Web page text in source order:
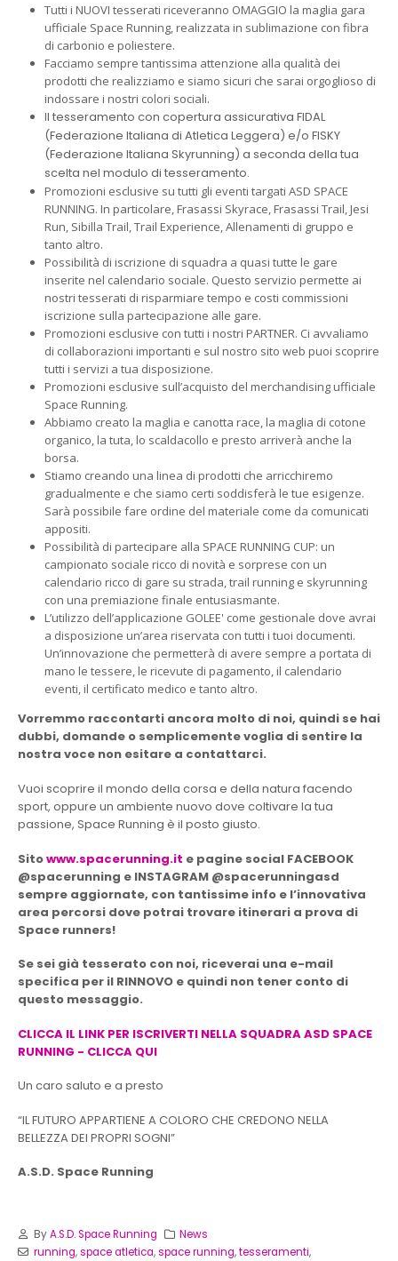
Tutti i NUOVI tesserati riceveranno OMAGGIO la maglia gara
ufficiale Space Running, realizzata in sublimazione con fibra
di carbonio e poliestere.
Facciamo sempre tantissima attenzione alla qualità dei
prodotti che realizziamo e siamo sicuri che sarai orgoglioso di
indossare i nostri colori sociali.
Il tesseramento con copertura assicurativa FIDAL
(Federazione Italiana di Atletica Leggera) e/o FISKY
(Federazione Italiana Skyrunning) a seconda della tua
scelta nel modulo di tesseramento.
Promozioni esclusive su tutti gli eventi targati ASD SPACE
RUNNING. In particolare, Frasassi Skyrace, Frasassi Trail, Jesi
Run, Sibilla Trail, Trail Experience, Allenamenti di gruppo e
tanto altro.
Possibilità di iscrizione di squadra a quasi tutte le gare
inserite nel calendario sociale. Questo servizio permette ai
nostri tesserati di risparmiare tempo e costi commissioni
iscrizione sulla partecipazione alle gare.
Promozioni esclusive con tutti i nostri PARTNER. Ci avvaliamo
di collaborazioni importanti e sul nostro sito web puoi scoprire
tutti i servizi a tua disposizione.
Promozioni esclusive sull’acquisto del merchandising ufficiale
Space Running.
Abbiamo creato la maglia e canotta race, la maglia di cotone
organico, la tuta, lo scaldacollo e presto arriverà anche la
borsa.
Stiamo creando una linea di prodotti che arricchiremo
gradualmente e che siamo certi soddisferà le tue esigenze.
Sarà possibile fare ordine del materiale come da comunicati
appositi.
Possibilità di partecipare alla SPACE RUNNING CUP: un
campionato sociale ricco di novità e sorprese con un
calendario ricco di gare su strada, trail running e skyrunning
con una premiazione finale entusiasmante.
L’utilizzo dell’applicazione GOLEE' come gestionale dove avrai
a disposizione un’area riservata con tutti i tuoi documenti.
Un’innovazione che permetterà di avere sempre a portata di
mano le tessere, le ricevute di pagamento, il calendario
eventi, il certificato medico e tanto altro.
Vorremmo raccontarti ancora molto di noi, quindi se hai
dubbi, domande o semplicemente voglia di sentire la
nostra voce non esitare a contattarci.
Vuoi scoprire il mondo della corsa e della natura facendo
sport, oppure un ambiente nuovo dove coltivare la tua
passione, Space Running è il posto giusto.
Sitowww.spacerunning.it e pagine social FACEBOOK
@spacerunning e INSTAGRAM @spacerunningasd
sempre aggiornate, con tantissime info e l’innovativa
area percorsi dove potrai trovare itinerari a prova di
Space runners!
Se sei già tesserato con noi, riceverai una e-mail
specifica per il RINNOVO e quindi non tener conto di
questo messaggio.
CLICCA IL LINK PER ISCRIVERTI NELLA SQUADRA ASD SPACE
RUNNING - CLICCA QUI
Un caro saluto e a presto
“IL FUTURO APPARTIENE A COLORO CHE CREDONO NELLA
BELLEZZA DEI PROPRI SOGNI”
A.S.D. Space Running
ByA.S.D. Space Running
News
running,space atletica,space running,tesseramenti,